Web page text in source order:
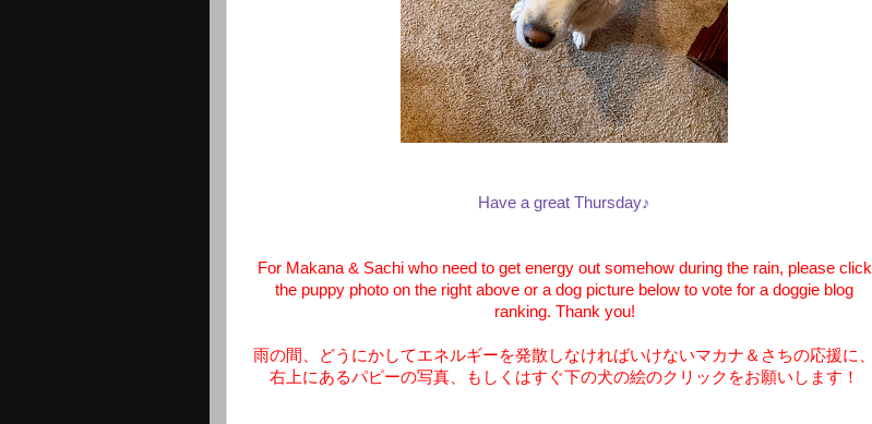
Have a great Thursday♪
For Makana & Sachi who need to get energy out somehow during the rain, please click
the puppy photo on the right above or a dog picture below to vote for a doggie blog
ranking. Thank you!
雨の間、どうにかしてエネルギーを発散しなければいけないマカナ＆さちの応援に、
右上にあるパピーの写真、もしくはすぐ下の犬の絵のクリックをお願いします！